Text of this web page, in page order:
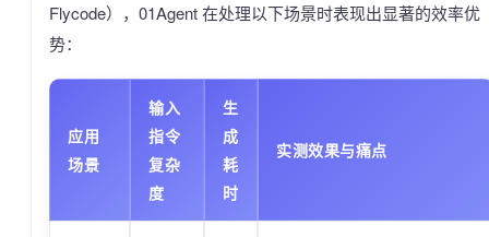
Flycode），01Agent 在处理以下场景时表现出显著的效率优
势：
应用
场景
输入
指令
复杂
度
生
成
耗
时
实测效果与痛点